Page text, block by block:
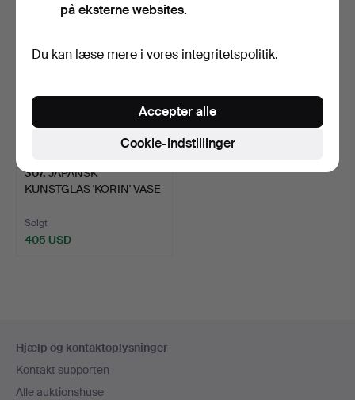
307.JAPANSK
KUNSTGLAS 'KORIN' VASE
Solgt
405 USD
Hjælp og kontaktoplysninger
Kontakt supporten
Alle auktionshuse
på eksterne websites.
Du kan læse mere i vores integritetspolitik.
Cookie-indstillinger
Accepter alle